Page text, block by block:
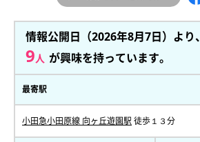
情報公開日（2026年8月7日）より、
9人 が興味を持っています。
最寄駅
小田急小田原線 向ヶ丘遊園駅 徒歩１３分